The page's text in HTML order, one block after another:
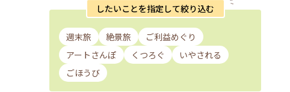
したいことを指定して絞り込む
週末旅 絶景旅
ご利益めぐり
アートさんぽ
くつろぐ
いやされる
ごほうび